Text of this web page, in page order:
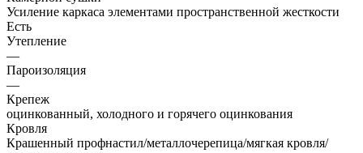
Усиление каркаса элементами пространственной жесткости
Есть
Утепление
—
Пароизоляция
—
Крепеж
оцинкованный, холодного и горячего оцинкования
Кровля
Крашенный профнастил/металлочерепица/мягкая кровля/